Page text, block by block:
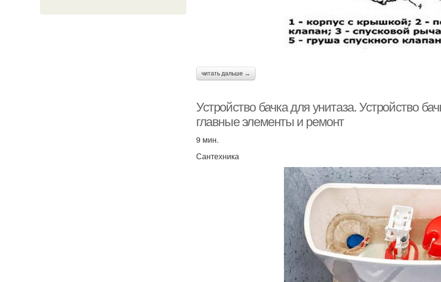
читать дальше →
Устройство бачка для унитаза. Устройство
главные элементы и ремонт
9 мин.
Сантехника